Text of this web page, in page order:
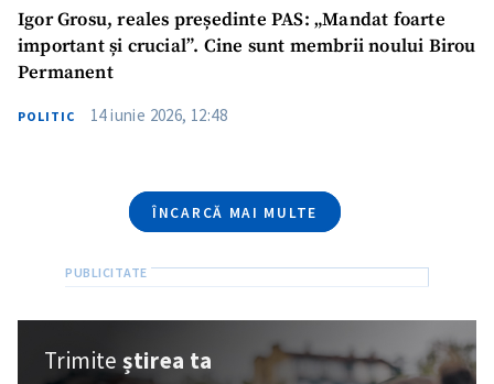
Igor Grosu, reales președinte PAS: „Mandat foarte
important și crucial”. Cine sunt membrii noului Birou
Permanent
POLITIC 14 iunie 2026, 12:48
ÎNCARCĂ MAI MULTE
Trimiteștirea ta
acord cu politica de
confidențialitate.